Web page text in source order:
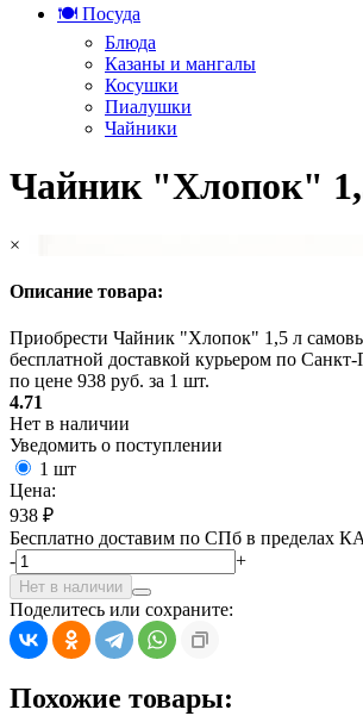
🍽️ Посуда
Блюда
Казаны и мангалы
Косушки
Пиалушки
Чайники
Чайник "Хлопок"
×
Описание товара:
Приобрести Чайник "Хлопок" 1,5 л
бесплатной доставкой курьером по
по цене 938 руб. за 1 шт.
4.71
Нет в наличии
Уведомить о поступлении
1 шт
Цена:
938 ₽
Бесплатно доставим по СПб в пределах
-
+
Нет в наличии
Поделитесь или сохраните:
Похожие товары: